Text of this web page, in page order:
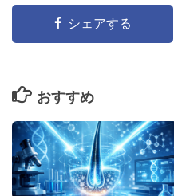
シェアする
おすすめ